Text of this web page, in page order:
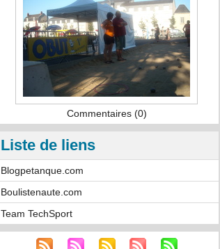
Commentaires (0)
Liste de liens
Blogpetanque.com
Boulistenaute.com
Team TechSport